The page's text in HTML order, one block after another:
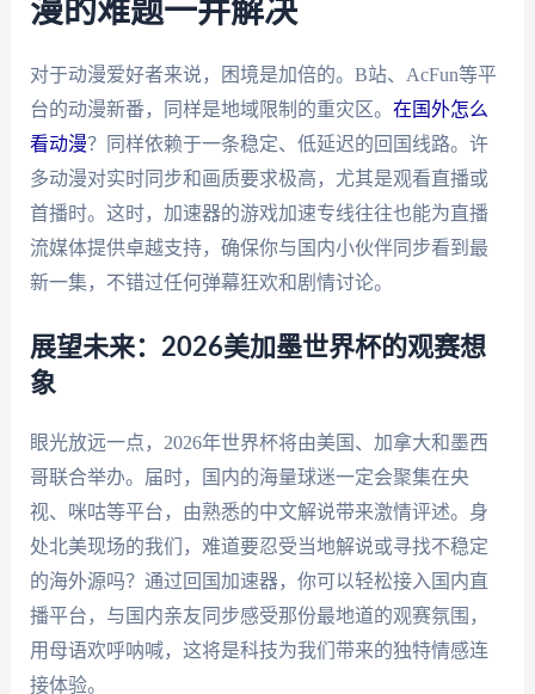
漫的难题一并解决
对于动漫爱好者来说，困境是加倍的。B站、AcFun等平
台的动漫新番，同样是地域限制的重灾区。 在国外怎么
看动漫？同样依赖于一条稳定、低延迟的回国线路。许
多动漫对实时同步和画质要求极高，尤其是观看直播或
首播时。这时，加速器的游戏加速专线往往也能为直播
流媒体提供卓越支持，确保你与国内小伙伴同步看到最
新一集，不错过任何弹幕狂欢和剧情讨论。
展望未来：2026美加墨世界杯的观赛想
象
眼光放远一点，2026年世界杯将由美国、加拿大和墨西
哥联合举办。届时，国内的海量球迷一定会聚集在央
视、咪咕等平台，由熟悉的中文解说带来激情评述。身
处北美现场的我们，难道要忍受当地解说或寻找不稳定
的海外源吗？通过回国加速器，你可以轻松接入国内直
播平台，与国内亲友同步感受那份最地道的观赛氛围，
用母语欢呼呐喊，这将是科技为我们带来的独特情感连
接体验。